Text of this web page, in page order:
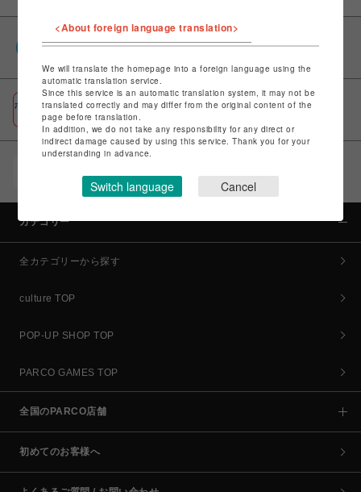
PARCOポイント
ポケパル払い
初回登録＆お買物で最大1,500円分のPARCOポイント進呈
コイン＆クーポンでPARCOでのお買い物がオトクに
カテゴリー
全カテゴリーから探す
culture TOP
POP-UP SHOP TOP
PARCO GAMES TOP
全国のPARCO店舗
初めてのお客様へ
<About foreign language translation>
We will translate the homepage into a foreign language using the
automatic translation service.
Since this service is an automatic translation system, it may not be
translated correctly and may differ from the original content of the
page before translation.
In addition, we do not take any responsibility for any direct or
indirect damage caused by using this service. Thank you for your
understanding in advance.
Switch language Cancel